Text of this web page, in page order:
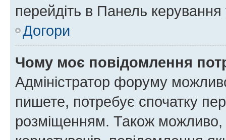
перейдіть в Панель керування
Догори
Чому моє повідомлення
Адміністратор форуму
пишете, потребує спочатку
розміщенням. Також можливо,